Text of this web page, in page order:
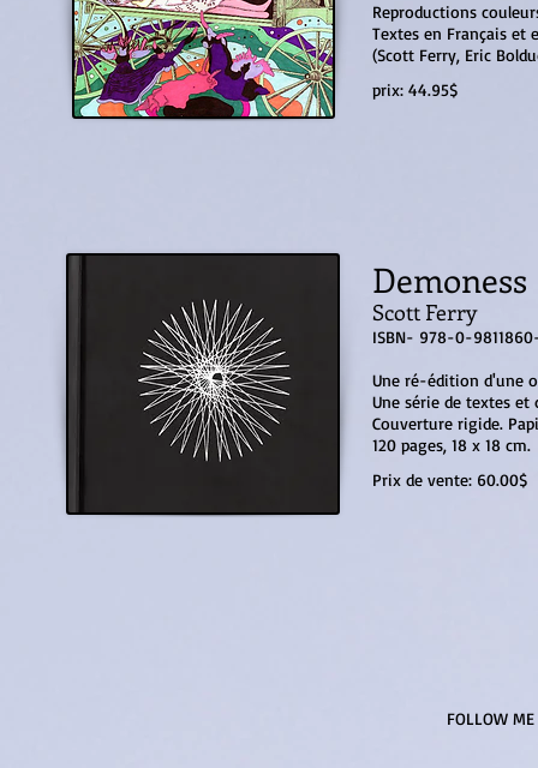
Reproductions
Textes en Français et
(Scott Ferry, Eric
prix: 44.95$
Demoness
Scott Ferry
ISBN- 978-0-
Une ré-édition d'une
Une série de textes et
Couverture rigide.
120 pages, 18 x 18 cm.
Prix de vente: 60.00$
FOLLOW ME